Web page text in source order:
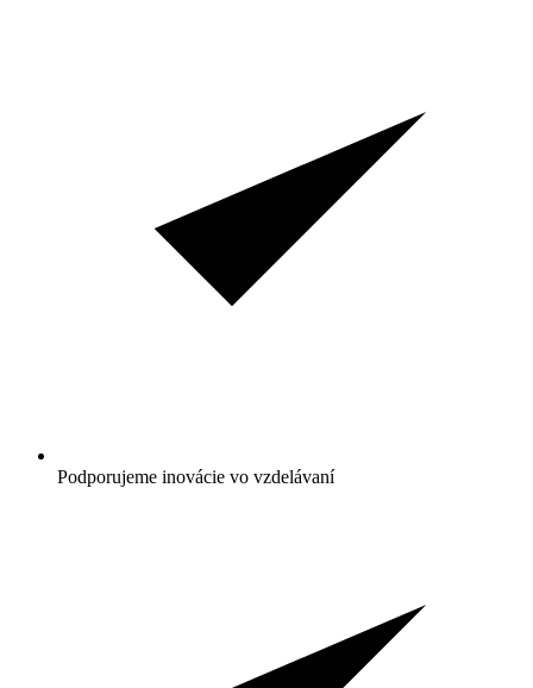
Podporujeme inovácie vo vzdelávaní